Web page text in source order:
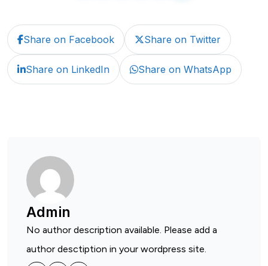
Share on Facebook Share on Twitter
Share on LinkedIn Share on WhatsApp
Admin
No author description available. Please add a
author desctiption in your wordpress site.